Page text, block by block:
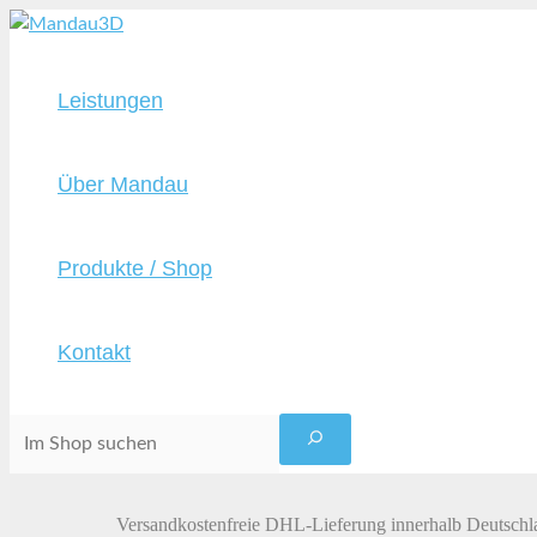
Zum
Leistungen
Über Mandau
Produkte / Shop
Kontakt
Versandkostenfreie DHL-Lieferung innerhalb